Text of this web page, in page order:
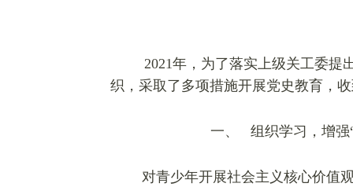
2021年，为了落实上级关工委提
织，采取了多项措施开展党史教育，
一、 组织学习，增
对青少年开展社会主义核心价值